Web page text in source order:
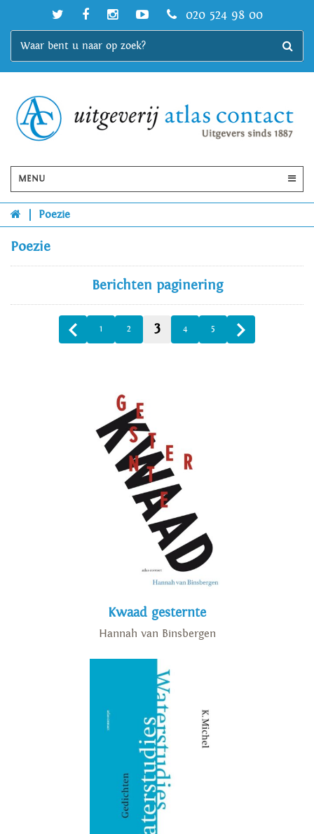
020 524 98 00
MENU
Poezie
Poezie
Berichten paginering
1 2 3 4 5
Kwaad gesternte
Hannah van Binsbergen